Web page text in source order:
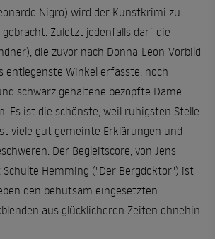
Nigro) wird der Kunstkrimi zu
Zuletzt jedenfalls darf die
die zuvor nach Donna-Leon-Vorbild
entlegenste Winkel erfasste, noch
schwarz gehaltene bezopfte Dame
Es ist die schönste, weil ruhigsten Stelle
viele gut gemeinte Erklärungen und
Der Begleitscore, von Jens
Schulte Hemming ("Der Bergdoktor") ist
den behutsam eingesetzten
aus glücklicheren Zeiten ohnehin